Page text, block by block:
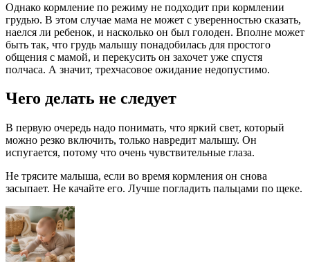
Однако кормление по режиму не подходит при кормлении
грудью. В этом случае мама не может с уверенностью сказать,
наелся ли ребенок, и насколько он был голоден. Вполне может
быть так, что грудь малышу понадобилась для простого
общения с мамой, и перекусить он захочет уже спустя
полчаса. А значит, трехчасовое ожидание недопустимо.
Чего делать не следует
В первую очередь надо понимать, что яркий свет, который
можно резко включить, только навредит малышу. Он
испугается, потому что очень чувствительные глаза.
Не трясите малыша, если во время кормления он снова
засыпает. Не качайте его. Лучше погладить пальцами по щеке.